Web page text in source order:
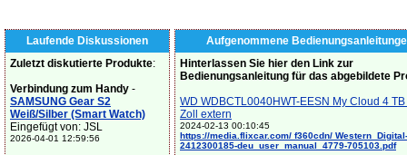
Laufende Diskussionen
Zuletzt diskutierte Produkte:
Verbindung zum Handy -
SAMSUNG Gear S2
Weiß/Silber (Smart Watch)
Eingefügt von: JSL
2026-04-01 12:59:56
Aufgenommene
Hinterlassen Sie hier den Link zur
Bedienungsanleitung für das abgebildete
WD WDBCTL0040HWT-EESN My Cloud 4
Zoll extern
2024-02-13 00:10:45
https://media.flixcar.com/ f360cdn/ Western_Digital-
2412300185-deu_user_manual_4779-705103.pdf